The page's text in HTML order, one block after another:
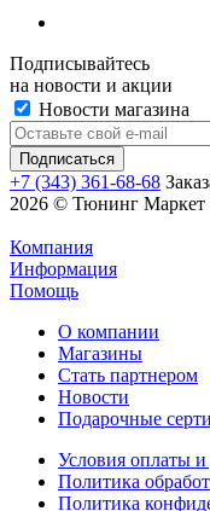
Подписывайтесь
на новости и акции
Новости магазина
+7 (343) 361-68-68
2026 © Тюнинг Маркет
Компания
Информация
Помощь
О компании
Магазины
Стать партнером
Новости
Подарочные
Условия оплаты и
Политика
Политика